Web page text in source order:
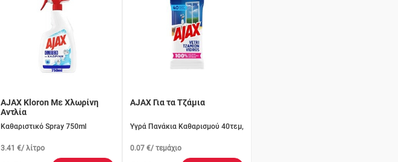
AJAX Kloron Με Χλωρίνη
Αντλία
Καθαριστικό Spray 750ml
3.41 €/ λίτρο
AJAX Για τα Τζάμια
Υγρά Πανάκια Καθαρισμού 40τεμ,
0.07 €/ τεμάχιο